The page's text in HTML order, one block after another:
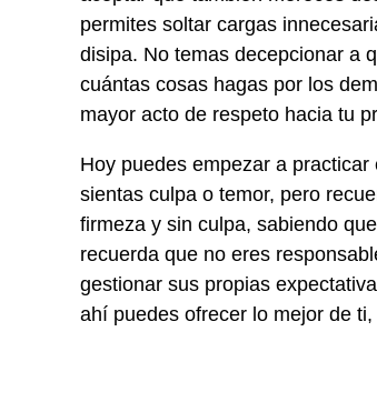
permites soltar cargas
disipa. No temas decepcionar a
cuántas cosas hagas por los
mayor acto de respeto hacia tu
Hoy puedes empezar a
sientas culpa o temor, pero
firmeza y sin culpa, sabiendo
recuerda que no eres
gestionar sus propias
ahí puedes ofrecer lo mejor de